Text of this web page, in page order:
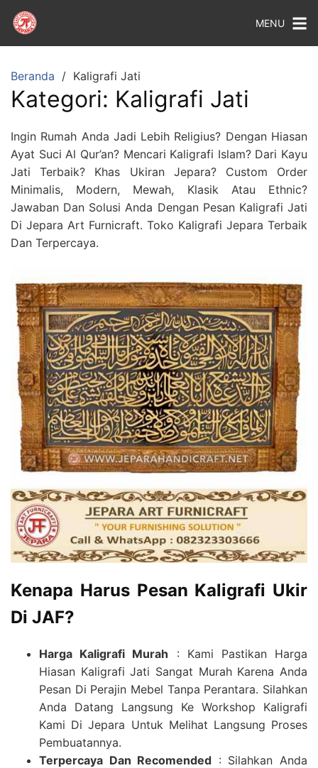
MENU
Beranda Kaligrafi Jati
Kategori: Kaligrafi Jati
Ingin Rumah Anda Jadi Lebih Religius? Dengan Hiasan
Ayat Suci Al Qur’an? Mencari Kaligrafi Islam? Dari Kayu
Jati Terbaik? Khas Ukiran Jepara? Custom Order
Minimalis, Modern, Mewah, Klasik Atau Ethnic?
Jawaban Dan Solusi Anda Dengan Pesan Kaligrafi Jati
Di Jepara Art Furnicraft. Toko Kaligrafi Jepara Terbaik
Dan Terpercaya.
Kenapa Harus Pesan Kaligrafi Ukir
Di JAF?
Harga Kaligrafi Murah : Kami Pastikan Harga
Hiasan Kaligrafi Jati Sangat Murah Karena Anda
Pesan Di Perajin Mebel Tanpa Perantara. Silahkan
Anda Datang Langsung Ke Workshop Kaligrafi
Kami Di Jepara Untuk Melihat Langsung Proses
Pembuatannya.
Terpercaya Dan Recomended : Silahkan Anda